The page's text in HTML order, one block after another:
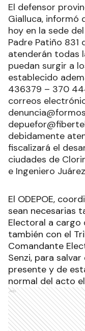
El defensor
Gialluca, informó
hoy en la sede
Padre Patiño 831
atenderán todas
puedan surgir a
establecido
436379 – 370
correos
debidamente
fiscalizará el
ciudades de
e Ingeniero
El ODEPOE,
sean necesarias
Electoral a cargo
también con el
Comandante
Senzi, para
presente y de
normal del acto
Ads